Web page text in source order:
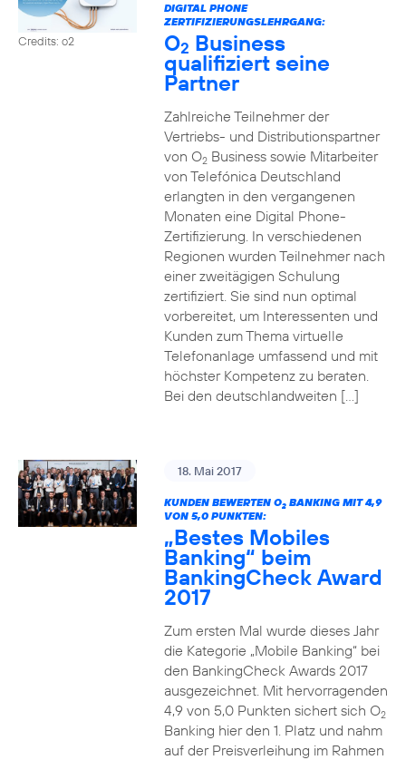
Credits: o2
DIGITAL PHONE
ZERTIFIZIERUNGSLEHRGANG:
O2 Business
qualifiziert seine
Partner
Zahlreiche Teilnehmer der
Vertriebs- und Distributionspartner
von O2Business sowie Mitarbeiter
von Telefónica Deutschland
erlangten in den vergangenen
Monaten eine Digital Phone-
Zertifizierung. In verschiedenen
Regionen wurden Teilnehmer nach
einer zweitägigen Schulung
zertifiziert. Sie sind nun optimal
vorbereitet, um Interessenten und
Kunden zum Thema virtuelle
Telefonanlage umfassend und mit
höchster Kompetenz zu beraten.
Bei den deutschlandweiten […]
18. Mai 2017
KUNDEN BEWERTEN O2BANKING MIT 4,9
VON 5,0 PUNKTEN:
„Bestes Mobiles
Banking“ beim
BankingCheck Award
2017
Zum ersten Mal wurde dieses Jahr
die Kategorie „Mobile Banking“ bei
den BankingCheck Awards 2017
ausgezeichnet. Mit hervorragenden
4,9 von 5,0 Punkten sichert sich O2
Banking hier den 1. Platz und nahm
auf der Preisverleihung im Rahmen